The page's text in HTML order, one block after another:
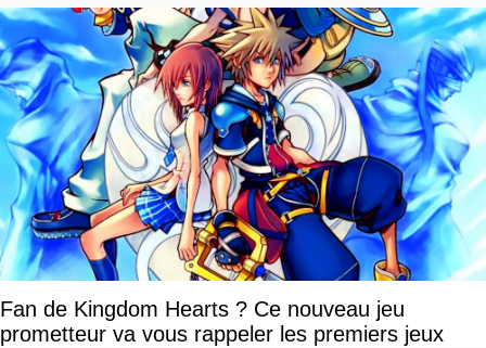
Fan de Kingdom Hearts ? Ce nouveau jeu
prometteur va vous rappeler les premiers jeux